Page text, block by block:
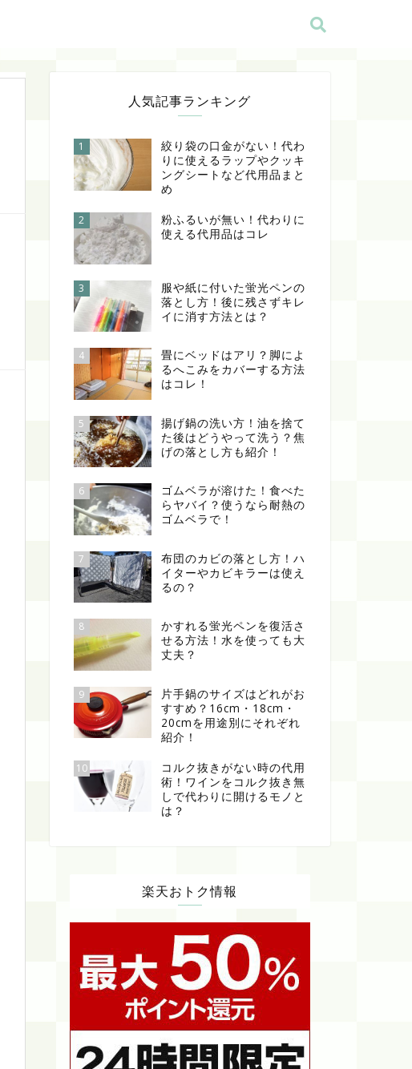
人気記事ランキング
1
絞り袋の口金がない！代わ
りに使えるラップやクッキ
ングシートなど代用品まと
め
2
粉ふるいが無い！代わりに
使える代用品はコレ
3
服や紙に付いた蛍光ペンの
落とし方！後に残さずキレ
イに消す方法とは？
4
畳にベッドはアリ？脚によ
るへこみをカバーする方法
はコレ！
5
揚げ鍋の洗い方！油を捨て
た後はどうやって洗う？焦
げの落とし方も紹介！
6
ゴムベラが溶けた！食べた
らヤバイ？使うなら耐熱の
ゴムベラで！
7
布団のカビの落とし方！ハ
イターやカビキラーは使え
るの？
8
かすれる蛍光ペンを復活さ
せる方法！水を使っても大
丈夫？
9
片手鍋のサイズはどれがお
すすめ？16cm・18cm・
20cmを用途別にそれぞれ
紹介！
10
コルク抜きがない時の代用
術！ワインをコルク抜き無
しで代わりに開けるモノと
は？
楽天おトク情報